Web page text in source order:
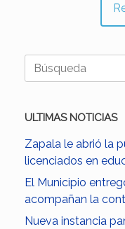
Buscar:
ULTIMAS NOTICIAS
Zapala le abrió la
licenciados en
El Municipio
acompañan la
Nueva instancia